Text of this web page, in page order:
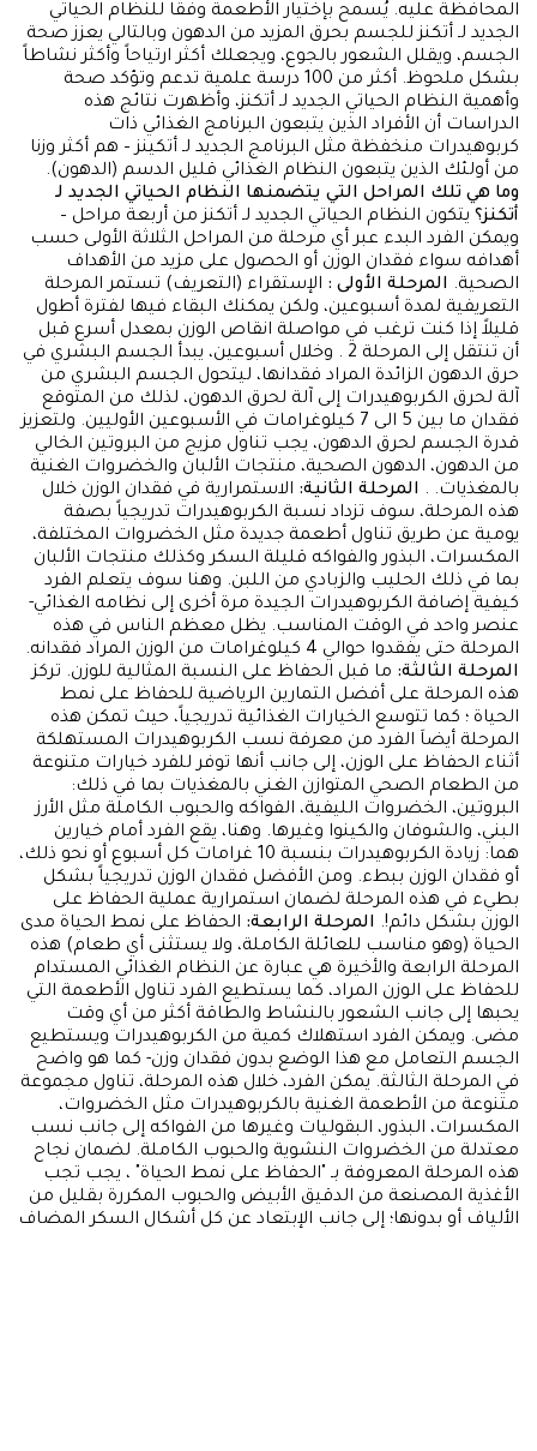
المحافظة عليه. يُسمح بإختيار الأطعمة وفقا للنظام الحياتي
الجديد لـ أتكنز للجسم بحرق المزيد من الدهون وبالتالي يعزز صحة
الجسم، ويقلل الشعور بالجوع، ويجعلك أكثر ارتياحاً وأكثر نشاطاً
بشكل ملحوظ. أكثر من 100 درسة علمية تدعم وتؤكد صحة
وأهمية النظام الحياتي الجديد لـ أتكنز، وأظهرت نتائج هذه
الدراسات أن الأفراد الذين يتبعون البرنامج الغذائي ذات
كربوهيدرات منخفظة مثل البرنامج الجديد لـ أتكينز – هم أكثر وزنا
من أولئك الذين يتبعون النظام الغذائي قليل الدسم (الدهون).
وما هي تلك المراحل التي يتضمنها النظام الحياتي الجديد لـ
أتكنز؟ يتكون النظام الحياتي الجديد لـ أتكنز من أربعة مراحل –
ويمكن الفرد البدء عبر أي مرحلة من المراحل الثلاثة الأولى حسب
أهدافه سواء فقدان الوزن أو الحصول على مزيد من الأهداف
الصحية. المرحلة الأولى : الإستقراء (التعريف) تستمر المرحلة
التعريفية لمدة أسبوعين، ولكن يمكنك البقاء فيها لفترة أطول
قليلاً إذا كنت ترغب في مواصلة انقاص الوزن بمعدل أسرع قبل
أن تنتقل إلى المرحلة 2 . وخلال أسبوعين، يبدأ الجسم البشري في
حرق الدهون الزائدة المراد فقدانها، ليتحول الجسم البشري من
آلة لحرق الكربوهيدرات إلى آلة لحرق الدهون، لذلك من المتوقع
فقدان ما بين 5 الى 7 كيلوغرامات في الأسبوعين الأوليين. ولتعزيز
قدرة الجسم لحرق الدهون، يجب تناول مزيج من البروتين الخالي
من الدهون، الدهون الصحية، منتجات الألبان والخضروات الغنية
بالمغذيات. . المرحلة الثانية: الاستمرارية في فقدان الوزن خلال
هذه المرحلة، سوف تزداد نسبة الكربوهيدرات تدريجياً بصفة
يومية عن طريق تناول أطعمة جديدة مثل الخضروات المختلفة،
المكسرات، البذور والفواكه قليلة السكر وكذلك منتجات الألبان
بما في ذلك الحليب والزبادي من اللبن. وهنا سوف يتعلم الفرد
كيفية إضافة الكربوهيدرات الجيدة مرة أخرى إلى نظامه الغذائي-
عنصر واحد في الوقت المناسب. يظل معظم الناس في هذه
المرحلة حتى يفقدوا حوالي 4 كيلوغرامات من الوزن المراد فقدانه.
المرحلة الثالثة: ما قبل الحفاظ على النسبة المثالية للوزن. تركز
هذه المرحلة على أفضل التمارين الرياضية للحفاظ على نمط
الحياة ؛ كما تتوسع الخيارات الغذائية تدريجياً، حيث تمكن هذه
المرحلة أيضاَ الفرد من معرفة نسب الكربوهيدرات المستهلكة
أثناء الحفاظ على الوزن، إلى جانب أنها توفر للفرد خيارات متنوعة
من الطعام الصحي المتوازن الغني بالمغذيات بما في ذلك:
البروتين، الخضروات الليفية، الفواكه والحبوب الكاملة مثل الأرز
البني، والشوفان والكينوا وغيرها. وهنا، يقع الفرد أمام خيارين
هما: زيادة الكربوهيدرات بنسبة 10 غرامات كل أسبوع أو نحو ذلك،
أو فقدان الوزن ببطء. ومن الأفضل فقدان الوزن تدريجياً بشكل
بطيء في هذه المرحلة لضمان استمرارية عملية الحفاظ على
الوزن بشكل دائم!. المرحلة الرابعة: الحفاظ على نمط الحياة مدى
الحياة (وهو مناسب للعائلة الكاملة، ولا يستثنى أي طعام) هذه
المرحلة الرابعة والأخيرة هي عبارة عن النظام الغذائي المستدام
للحفاظ على الوزن المراد، كما يستطيع الفرد تناول الأطعمة التي
يحبها إلى جانب الشعور بالنشاط والطاقة أكثر من أي وقت
مضى. ويمكن الفرد استهلاك كمية من الكربوهيدرات ويستطيع
الجسم التعامل مع هذا الوضع بدون فقدان وزن- كما هو واضح
في المرحلة الثالثة. يمكن الفرد، خلال هذه المرحلة، تناول مجموعة
متنوعة من الأطعمة الغنية بالكربوهيدرات مثل الخضروات،
المكسرات، البذور، البقوليات وغيرها من الفواكه إلى جانب نسب
معتدلة من الخضروات النشوية والحبوب الكاملة. لضمان نجاح
هذه المرحلة المعروفة بـ "الحفاظ على نمط الحياة" ، يجب تجب
الأغذية المصنعة من الدقيق الأبيض والحبوب المكررة بقليل من
الألياف أو بدونها؛ إلى جانب الإبتعاد عن كل أشكال السكر المضاف